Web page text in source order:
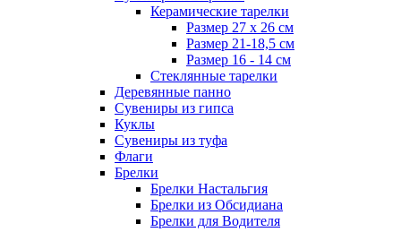
Керамические тарелки
Размер 27 х 26 см
Размер 21-18,5 см
Размер 16 - 14 см
Стеклянные тарелки
Деревянные панно
Сувениры из гипса
Куклы
Сувениры из туфа
Флаги
Брелки
Брелки Настальгия
Брелки из Обсидиана
Брелки для Водителя